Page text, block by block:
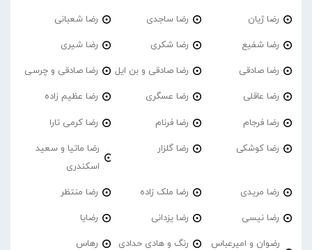
رضا ژیان رضا ساجدی رضا شعبانی
رضا شفیع رضا شکری رضا شیری
رضا صادقی رضا صادقی و بن ایل رضا صادقی و چرسی
رضا عاقلی رضا عسگری رضا عظیم زاده
رضا فرجام رضا فرنام رضا کرمی تارا
رضا کوشکی رضا گلزار
رضا ماتیا و سعید
اسکندری
رضا مریدی رضا ملک زاده رضا منتظر
رضا نیسی رضا یزدانی رضایا
رضوان و امیرعباس
رنگ و هادی حدادی رهاس